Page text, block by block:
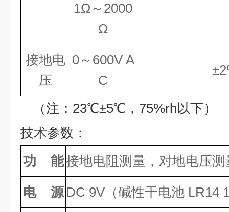
1Ω～2000
Ω
接地电
压
0～600V A
C
（注： 23℃±5℃， 75%rh以下）
技术参数：
功 能接地电阻测量，对地电压测
电 源 DC 9V（碱性干电池 LR14